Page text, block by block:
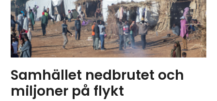
Samhället nedbrutet och
miljoner på flykt